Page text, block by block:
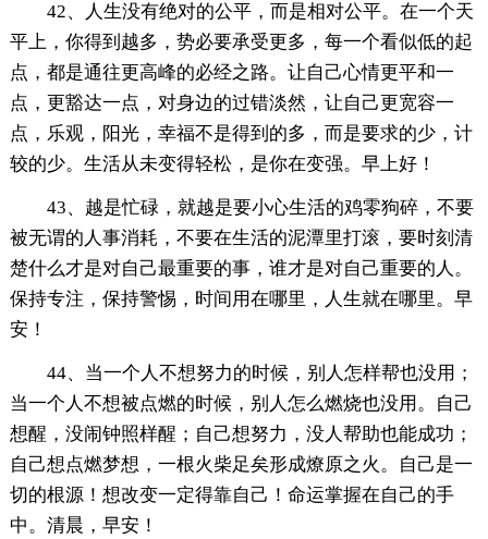
42、人生没有绝对的公平，而是相对公平。在一个天
平上，你得到越多，势必要承受更多，每一个看似低的起
点，都是通往更高峰的必经之路。让自己心情更平和一
点，更豁达一点，对身边的过错淡然，让自己更宽容一
点，乐观，阳光，幸福不是得到的多，而是要求的少，计
较的少。生活从未变得轻松，是你在变强。早上好！
43、越是忙碌，就越是要小心生活的鸡零狗碎，不要
被无谓的人事消耗，不要在生活的泥潭里打滚，要时刻清
楚什么才是对自己最重要的事，谁才是对自己重要的人。
保持专注，保持警惕，时间用在哪里，人生就在哪里。早
安！
44、当一个人不想努力的时候，别人怎样帮也没用；
当一个人不想被点燃的时候，别人怎么燃烧也没用。自己
想醒，没闹钟照样醒；自己想努力，没人帮助也能成功；
自己想点燃梦想，一根火柴足矣形成燎原之火。自己是一
切的根源！想改变一定得靠自己！命运掌握在自己的手
中。清晨，早安！